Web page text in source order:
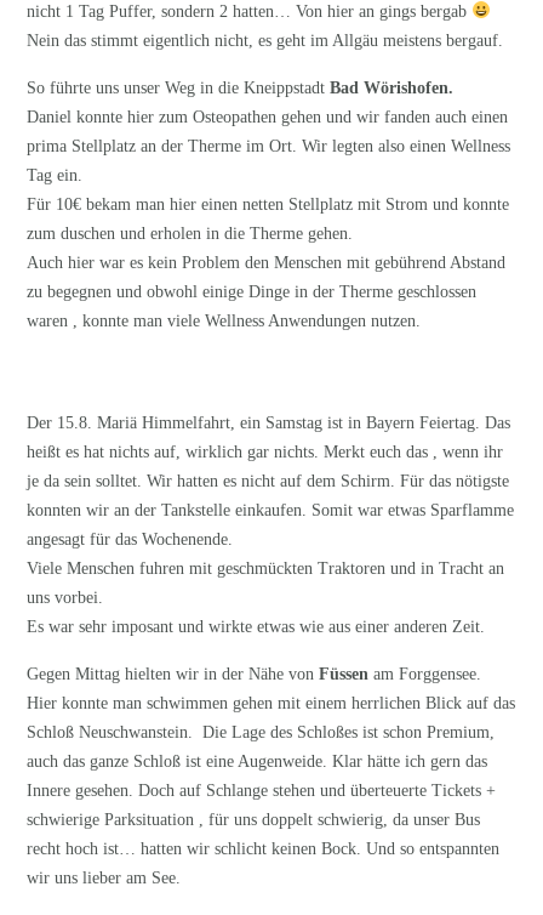
nicht 1 Tag Puffer, sondern 2 hatten… Von hier an gings bergab
Nein das stimmt eigentlich nicht, es geht im Allgäu meistens bergauf.
So führte uns unser Weg in die Kneippstadt Bad Wörishofen.
Daniel konnte hier zum Osteopathen gehen und wir fanden auch einen
prima Stellplatz an der Therme im Ort. Wir legten also einen Wellness
Tag ein.
Für 10€ bekam man hier einen netten Stellplatz mit Strom und konnte
zum duschen und erholen in die Therme gehen.
Auch hier war es kein Problem den Menschen mit gebührend Abstand
zu begegnen und obwohl einige Dinge in der Therme geschlossen
waren , konnte man viele Wellness Anwendungen nutzen.
Der 15.8. Mariä Himmelfahrt, ein Samstag ist in Bayern Feiertag. Das
heißt es hat nichts auf, wirklich gar nichts. Merkt euch das , wenn ihr
je da sein solltet. Wir hatten es nicht auf dem Schirm. Für das nötigste
konnten wir an der Tankstelle einkaufen. Somit war etwas Sparflamme
angesagt für das Wochenende.
Viele Menschen fuhren mit geschmückten Traktoren und in Tracht an
uns vorbei.
Es war sehr imposant und wirkte etwas wie aus einer anderen Zeit.
Gegen Mittag hielten wir in der Nähe von Füssen am Forggensee.
Hier konnte man schwimmen gehen mit einem herrlichen Blick auf das
Schloß Neuschwanstein. Die Lage des Schloßes ist schon Premium,
auch das ganze Schloß ist eine Augenweide. Klar hätte ich gern das
Innere gesehen. Doch auf Schlange stehen und überteuerte Tickets +
schwierige Parksituation , für uns doppelt schwierig, da unser Bus
recht hoch ist… hatten wir schlicht keinen Bock. Und so entspannten
wir uns lieber am See.